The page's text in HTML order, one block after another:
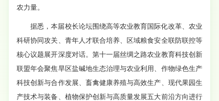
农力量。
据悉，本届校长论坛围绕高等农业教育国际化改革、农业
科研协同攻关、青年人才联合培养、区域粮食安全联防联控等
核心议题展开深度对话。第十一届丝绸之路农业教育科技创新
联盟年会聚焦旱区盐碱地生态治理与农业利用、作物绿色生产
科技创新与合作发展、畜禽健康养殖与高效生产、现代果园生
产技术与装备、植物保护创新与高质量发展五大前沿方向进行